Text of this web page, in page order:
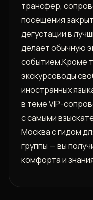
трансфер,
посещения
дегустации в
делает обычную
событием.Кроме
экскурсоводы
иностранных
в теме VIP-
с самыми
Москва с гидом
группы — вы
комфорта и